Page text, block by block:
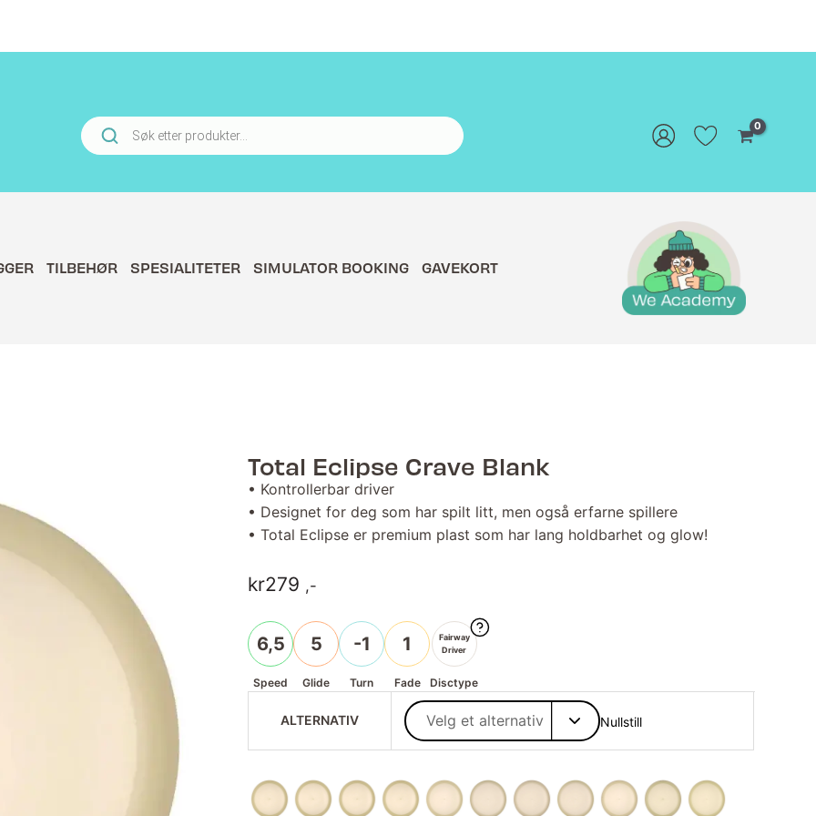
Products
search
TILBEHØR SPESIALITETER SIMULATOR BOOKING GAVEKORT
Total Eclipse Crave Blank
• Kontrollerbar driver
• Designet for deg som har spilt litt, men også erfarne spillere
• Total Eclipse er premium plast som har lang holdbarhet og glow!
kr279 ,-
6,5
Speed
5
Glide
-1
Turn
1
Fade
Fairway
Driver
Disctype
ALTERNATIV Nullstill